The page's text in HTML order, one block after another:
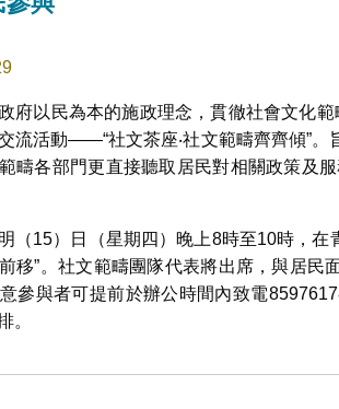
府以民為本的施政理念，貫徹社會文化
流活動——“社文茶座‧社文範疇齊齊傾”
疇各部門更直接聽取居民對相關政策及
（15）日（星期四）晚上8時至10時，在
移”。社文範疇團隊代表將出席，與居
參與者可提前於辦公時間內致電
。